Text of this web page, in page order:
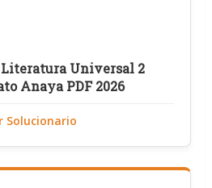
Universal 2
Anaya PDF 2026
Solucionario